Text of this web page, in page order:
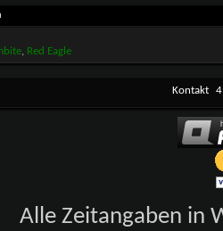
, Red Eagle
Kontakt
Alle Zeitangaben in